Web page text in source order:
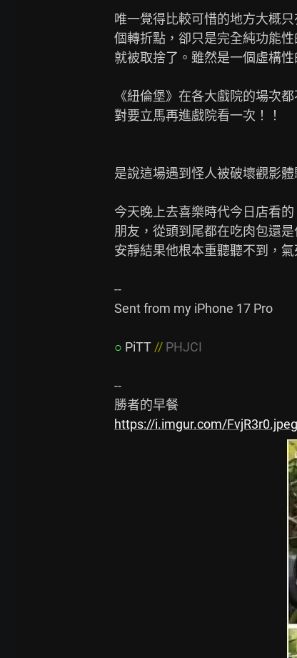
唯一覺得比較可惜的地方大概
個轉折點，卻只是完全純功能
就被取捨了。雖然是一個虛構
《紐倫堡》在各大戲院的場次
對要立馬再進戲院看一次！！
是說這場遇到怪人被破壞觀影
今天晚上去喜樂時代今日店看
朋友，從頭到尾都在吃肉包還
安靜結果他根本重聽聽不到，
--
Sent from my iPhone 17 Pro
○ PiTT // PHJCI
--
https://i.imgur.com/FvjR3r0.jpeg